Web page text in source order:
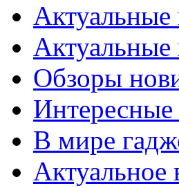
Актуальные
Обзоры
В мире